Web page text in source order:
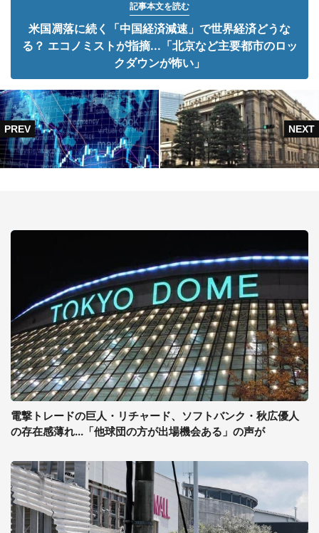
記事本文を読む
米国凋落に続く「中国経済減速」で世界経済どうな
る？ エコノミストが指摘...「北京など主要都市のロッ
クダウンが怖い」
電撃トレードの巨人・リチャード、ソフトバンク・秋広優人
の存在感薄れ...「他球団の方が出場機会ある」の声が